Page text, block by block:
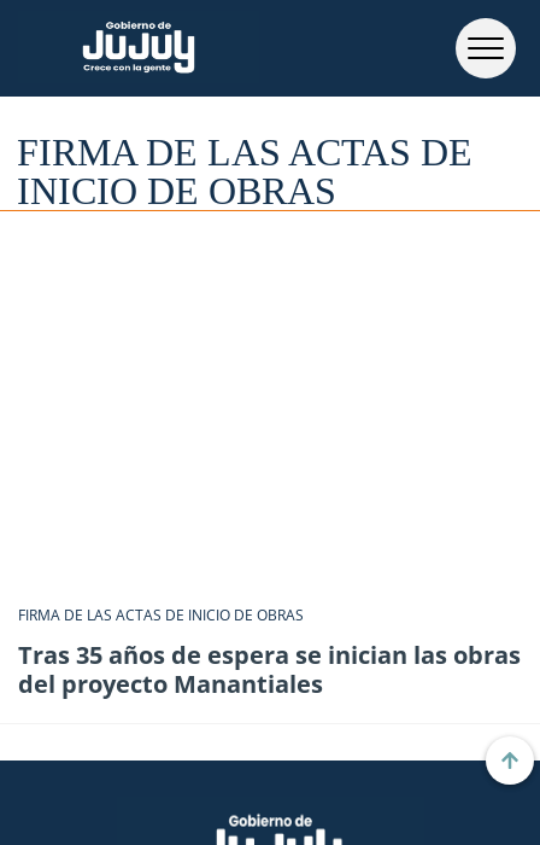
FIRMA DE LAS ACTAS DE
INICIO DE OBRAS
FIRMA DE LAS ACTAS DE INICIO DE OBRAS
Tras 35 años de espera se inician las obras
del proyecto Manantiales